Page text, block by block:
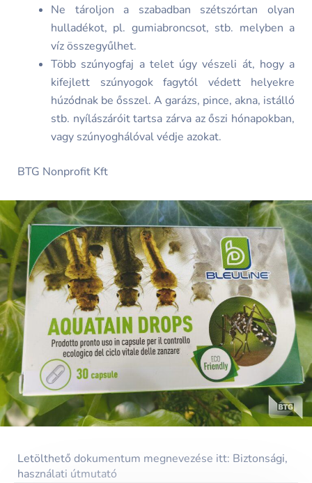
Ne tároljon a szabadban szétszórtan olyan
hulladékot, pl. gumiabroncsot, stb. melyben a
víz összegyűlhet.
Több szúnyogfaj a telet úgy vészeli át, hogy a
kifejlett szúnyogok fagytól védett helyekre
húzódnak be ősszel. A garázs, pince, akna, istálló
stb. nyílászáróit tartsa zárva az őszi hónapokban,
vagy szúnyoghálóval védje azokat.
BTG Nonprofit Kft
Letölthető dokumentum megnevezése itt: Biztonsági,
használati útmutató